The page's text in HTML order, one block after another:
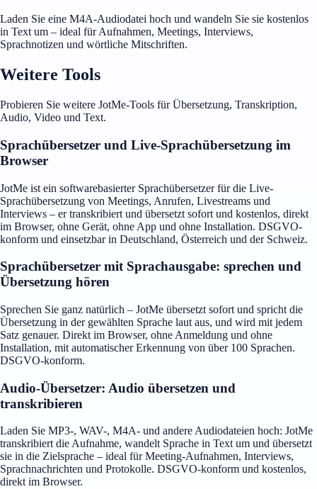
Laden Sie eine M4A-Audiodatei hoch und wandeln Sie sie kostenlos
in Text um – ideal für Aufnahmen, Meetings, Interviews,
Sprachnotizen und wörtliche Mitschriften.
Weitere Tools
Probieren Sie weitere JotMe-Tools für Übersetzung, Transkription,
Audio, Video und Text.
Sprachübersetzer und Live-Sprachübersetzung im
Browser
JotMe ist ein softwarebasierter Sprachübersetzer für die Live-
Sprachübersetzung von Meetings, Anrufen, Livestreams und
Interviews – er transkribiert und übersetzt sofort und kostenlos, direkt
im Browser, ohne Gerät, ohne App und ohne Installation. DSGVO-
konform und einsetzbar in Deutschland, Österreich und der Schweiz.
Sprachübersetzer mit Sprachausgabe: sprechen und
Übersetzung hören
Sprechen Sie ganz natürlich – JotMe übersetzt sofort und spricht die
Übersetzung in der gewählten Sprache laut aus, und wird mit jedem
Satz genauer. Direkt im Browser, ohne Anmeldung und ohne
Installation, mit automatischer Erkennung von über 100 Sprachen.
DSGVO-konform.
Audio-Übersetzer: Audio übersetzen und
transkribieren
Laden Sie MP3-, WAV-, M4A- und andere Audiodateien hoch: JotMe
transkribiert die Aufnahme, wandelt Sprache in Text um und übersetzt
sie in die Zielsprache – ideal für Meeting-Aufnahmen, Interviews,
Sprachnachrichten und Protokolle. DSGVO-konform und kostenlos,
direkt im Browser.